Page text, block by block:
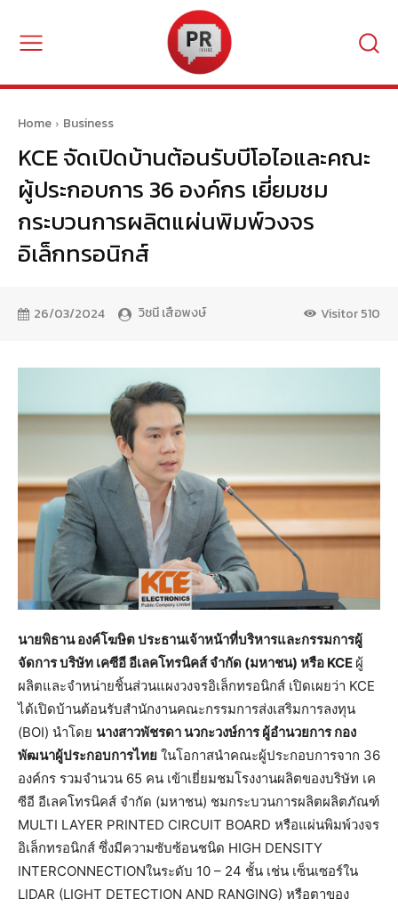
Home Business
KCE จัดเปิดบ้านต้อนรับบีโอไอและคณะ
ผู้ประกอบการ 36 องค์กร เยี่ยมชม
กระบวนการผลิตแผ่นพิมพ์วงจร
อิเล็กทรอนิกส์
26/03/2024 วิชนี เสือพงษ์ Visitor510
นายพิธาน องค์โฆษิต ประธานเจ้าหน้าที่บริหารและกรรมการผู้
จัดการ บริษัท เคซีอี อีเลคโทรนิคส์ จำกัด (มหาชน) หรือ KCE ผู้
ผลิตและจำหน่ายชิ้นส่วนแผงวงจรอิเล็กทรอนิกส์ เปิดเผยว่า KCE
ได้เปิดบ้านต้อนรับสำนักงานคณะกรรมการส่งเสริมการลงทุน
(BOI) นำโดย นางสาวพัชรดา นวกะวงษ์การ ผู้อำนวยการ กอง
พัฒนาผู้ประกอบการไทย ในโอกาสนำคณะผู้ประกอบการจาก 36
องค์กร รวมจำนวน 65 คน เข้าเยี่ยมชมโรงงานผลิตของบริษัท เค
ซีอี อีเลคโทรนิคส์ จำกัด (มหาชน) ชมกระบวนการผลิตผลิตภัณฑ์
MULTI LAYER PRINTED CIRCUIT BOARD หรือแผ่นพิมพ์วงจร
อิเล็กทรอนิกส์ ซึ่งมีความซับซ้อนชนิด HIGH DENSITY
INTERCONNECTIONในระดับ 10 – 24 ชั้น เช่น เซ็นเซอร์ใน
LIDAR (LIGHT DETECTION AND RANGING) หรือตาของ